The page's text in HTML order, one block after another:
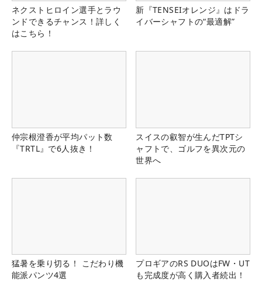
ネクストヒロイン選手とラウ
ンドできるチャンス！詳しく
はこちら！
新『TENSEIオレンジ』はドラ
イバーシャフトの“最適解”
仲宗根澄香が平均パット数
『TRTL』で6人抜き！
スイスの叡智が生んだTPTシ
ャフトで、ゴルフを異次元の
世界へ
猛暑を乗り切る！ こだわり機
能派パンツ4選
プロギアのRS DUOはFW・UT
も完成度が高く購入者続出！